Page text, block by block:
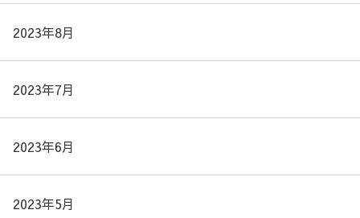
2023年8月
2023年7月
2023年6月
2023年5月